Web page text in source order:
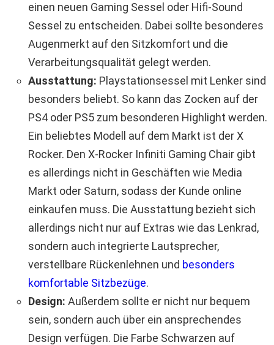
einen neuen Gaming Sessel oder Hifi-Sound
Sessel zu entscheiden. Dabei sollte besonderes
Augenmerkt auf den Sitzkomfort und die
Verarbeitungsqualität gelegt werden.
Ausstattung: Playstationsessel mit Lenker sind
besonders beliebt. So kann das Zocken auf der
PS4 oder PS5 zum besonderen Highlight werden.
Ein beliebtes Modell auf dem Markt ist der X
Rocker. Den X-Rocker Infiniti Gaming Chair gibt
es allerdings nicht in Geschäften wie Media
Markt oder Saturn, sodass der Kunde online
einkaufen muss. Die Ausstattung bezieht sich
allerdings nicht nur auf Extras wie das Lenkrad,
sondern auch integrierte Lautsprecher,
verstellbare Rückenlehnen und besonders
komfortable Sitzbezüge.
Design: Außerdem sollte er nicht nur bequem
sein, sondern auch über ein ansprechendes
Design verfügen. Die Farbe Schwarzen auf